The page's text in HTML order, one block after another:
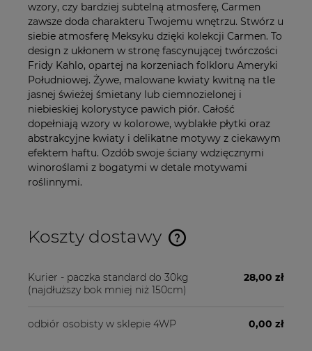
wzory, czy bardziej subtelną atmosferę, Carmen
zawsze doda charakteru Twojemu wnętrzu. Stwórz u
siebie atmosferę Meksyku dzięki kolekcji Carmen. To
design z ukłonem w stronę fascynującej twórczości
Fridy Kahlo, opartej na korzeniach folkloru Ameryki
Południowej. Żywe, malowane kwiaty kwitną na tle
jasnej świeżej śmietany lub ciemnozielonej i
niebieskiej kolorystyce pawich piór. Całość
dopełniają wzory w kolorowe, wyblakłe płytki oraz
abstrakcyjne kwiaty i delikatne motywy z ciekawym
efektem haftu. Ozdób swoje ściany wdzięcznymi
winoroślami z bogatymi w detale motywami
roślinnymi.
Koszty dostawy
Cena nie zawiera ewentualnych kosztów płatności
Kurier - paczka standard do 30kg
(najdłuższy bok mniej niż 150cm)
28,00 zł
odbiór osobisty w sklepie 4WP 0,00 zł